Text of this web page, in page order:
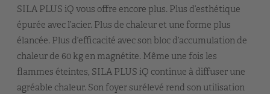
SILA PLUS iQ vous offre encore plus. Plus d’esthétique
épurée avec l’acier. Plus de chaleur et une forme plus
élancée. Plus d’efficacité avec son bloc d’accumulation de
chaleur de 60 kg en magnétite. Même une fois les
flammes éteintes, SILA PLUS iQ continue à diffuser une
agréable chaleur. Son foyer surélevé rend son utilisation